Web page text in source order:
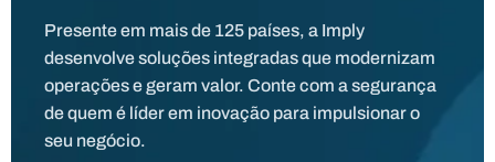
Presente em mais de 125 países, a Imply
desenvolve soluções integradas que modernizam
operações e geram valor. Conte com a segurança
de quem é líder em inovação para impulsionar o
seu negócio.